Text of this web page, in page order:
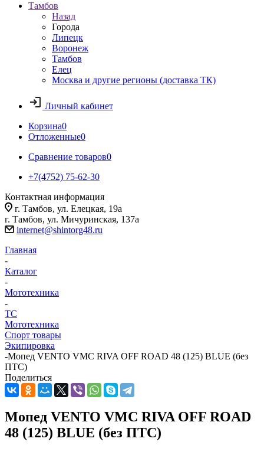
Тамбов
Назад
Города
Липецк
Воронеж
Тамбов
Елец
Москва и другие регионы (доставка ТК)
Личный кабинет
Корзина0
Отложенные0
Сравнение товаров0
+7(4752) 75-62-30
Контактная информация
г. Тамбов, ул. Елецкая, 19а
г. Тамбов, ул. Мичуринская, 137а
internet@shintorg48.ru
Главная
-
Каталог
-
Мототехника
-
ТС
Мототехника
Спорт товары
Экипировка
-Мопед VENTO VMC RIVA OFF ROAD 48 (125) BLUE (без
ПТС)
Поделиться
Мопед VENTO VMC RIVA OFF ROAD
48 (125) BLUE (без ПТС)